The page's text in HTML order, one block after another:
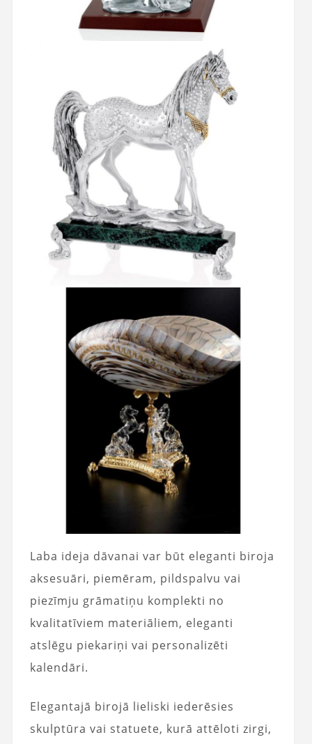
Laba ideja dāvanai var būt eleganti biroja
aksesuāri, piemēram, pildspalvu vai
piezīmju grāmatiņu komplekti no
kvalitatīviem materiāliem, eleganti
atslēgu piekariņi vai personalizēti
kalendāri.
Elegantajā birojā lieliski iederēsies
skulptūra vai statuete, kurā attēloti zirgi,